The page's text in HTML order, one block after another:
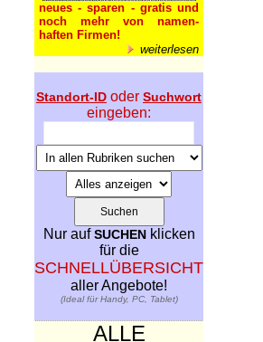
neues - sparen - gratis und
noch mehr von namen-
haften Firmen!
weiterlesen
Standort-ID oder Suchwort
eingeben:
Nur aufSUCHEN klicken
für die
SCHNELLÜBERSICHT
aller Angebote!
(Ideal für Handy, PC, Tablet)
ALLE